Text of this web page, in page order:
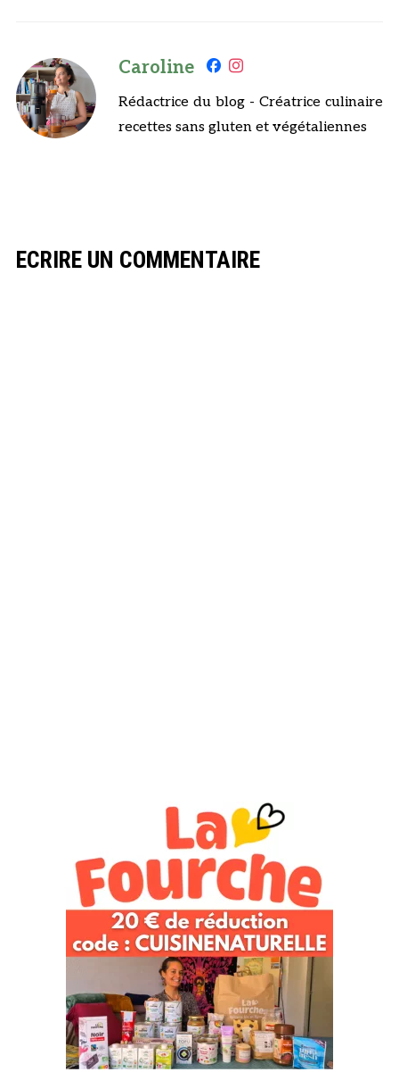
Caroline
Rédactrice du blog - Créatrice culinaire
recettes sans gluten et végétaliennes
ECRIRE UN COMMENTAIRE